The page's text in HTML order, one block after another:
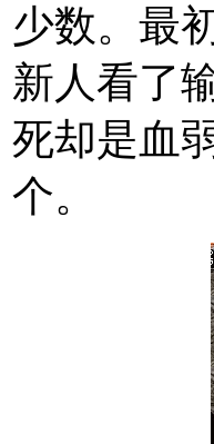
少数。最
新人看了
死却是血
个。